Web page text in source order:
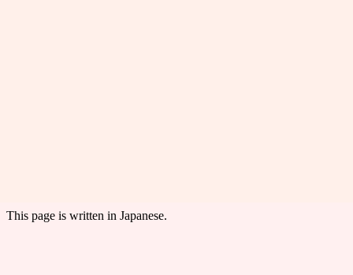
This page is written in Japanese.